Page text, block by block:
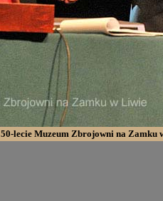
50-lecie Muzeum Zbrojowni na Zamku